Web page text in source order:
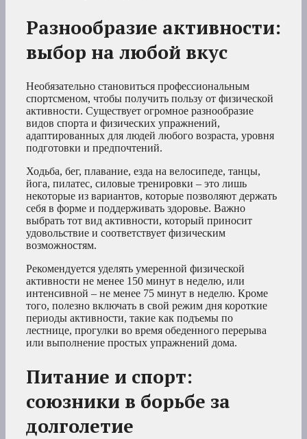
Разнообразие активности:
выбор на любой вкус
Необязательно становиться профессиональным
спортсменом, чтобы получить пользу от физической
активности. Существует огромное разнообразие
видов спорта и физических упражнений,
адаптированных для людей любого возраста, уровня
подготовки и предпочтений.
Ходьба, бег, плавание, езда на велосипеде, танцы,
йога, пилатес, силовые тренировки – это лишь
некоторые из вариантов, которые позволяют держать
себя в форме и поддерживать здоровье. Важно
выбрать тот вид активности, который приносит
удовольствие и соответствует физическим
возможностям.
Рекомендуется уделять умеренной физической
активности не менее 150 минут в неделю, или
интенсивной – не менее 75 минут в неделю. Кроме
того, полезно включать в свой режим дня короткие
периоды активности, такие как подъемы по
лестнице, прогулки во время обеденного перерыва
или выполнение простых упражнений дома.
Питание и спорт:
союзники в борьбе за
долголетие